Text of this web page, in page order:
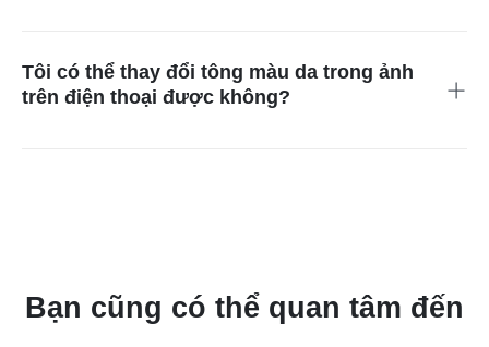
với khuôn mặt hoặc làm đều màu cánh tay rám nắng.
Tôi có thể thay đổi tông màu da trong ảnh
trên điện thoại được không?
Bạn cũng có thể quan tâm đến